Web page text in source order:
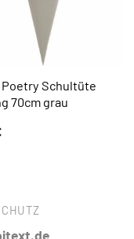
Poetry Schultüte
70cm grau